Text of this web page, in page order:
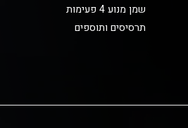
שמן מנוע 4 פעימות
תרסיסים ותוספים